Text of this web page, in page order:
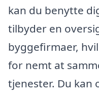
kan du benytte
tilbyder en
byggefirmaer,
for nemt at
tjenester. Du kan